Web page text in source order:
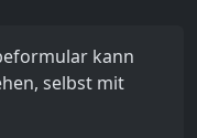
kann
selbst mit